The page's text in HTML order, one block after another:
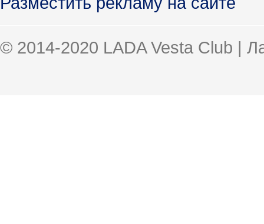
© 2014-2020 LADA Vesta Club |